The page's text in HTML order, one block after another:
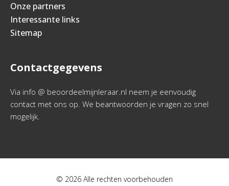
Onze partners
Interessante links
Sitemap
Contactgegevens
Via info @ beoordeelmijnleraar.nl neem je eenvoudig
contact met ons op. We beantwoorden je vragen zo snel
mogelijk.
© 2026 Alle rechten voorbehouden